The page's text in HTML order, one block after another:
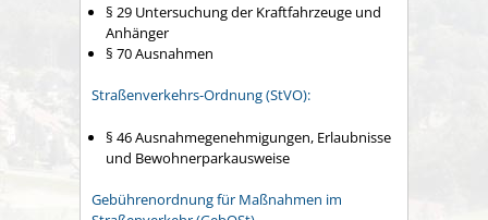
§ 29 Untersuchung der Kraftfahrzeuge und
Anhänger
§ 70 Ausnahmen
Straßenverkehrs-Ordnung (StVO):
§ 46 Ausnahmegenehmigungen, Erlaubnisse
und Bewohnerparkausweise
Gebührenordnung für Maßnahmen im